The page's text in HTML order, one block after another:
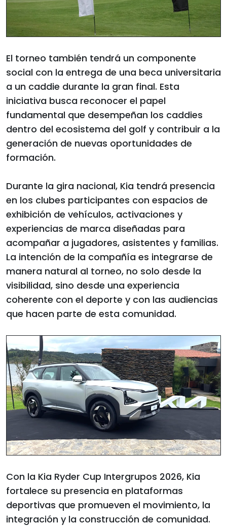
El torneo también tendrá un componente
social con la entrega de una beca universitaria
a un caddie durante la gran final. Esta
iniciativa busca reconocer el papel
fundamental que desempeñan los caddies
dentro del ecosistema del golf y contribuir a la
generación de nuevas oportunidades de
formación.
Durante la gira nacional, Kia tendrá presencia
en los clubes participantes con espacios de
exhibición de vehículos, activaciones y
experiencias de marca diseñadas para
acompañar a jugadores, asistentes y familias.
La intención de la compañía es integrarse de
manera natural al torneo, no solo desde la
visibilidad, sino desde una experiencia
coherente con el deporte y con las audiencias
que hacen parte de esta comunidad.
Con la Kia Ryder Cup Intergrupos 2026, Kia
fortalece su presencia en plataformas
deportivas que promueven el movimiento, la
integración y la construcción de comunidad.